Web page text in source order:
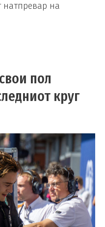
натпревар на
пол
круг